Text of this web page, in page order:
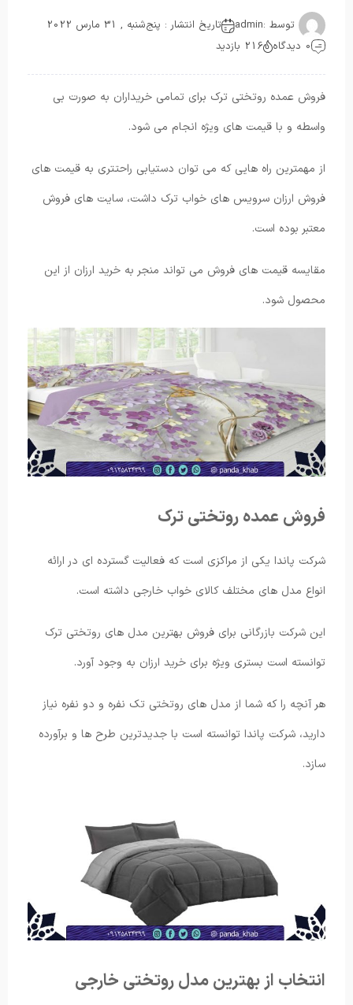
توسط :admin
تاریخ انتشار : پنج‌شنبه , 31 مارس 2022
0 دیدگاه
216 بازدید
فروش عمده روتختی ترک برای تمامی خریداران به صورت بی
واسطه و با قیمت های ویژه انجام می شود.
از مهمترین راه هایی که می توان دستیابی راحتتری به قیمت های
فروش ارزان سرویس های خواب ترک داشت، سایت های فروش
معتبر بوده است.
مقایسه قیمت های فروش می تواند منجر به خرید ارزان از این
محصول شود.
فروش عمده روتختی ترک
شرکت پاندا یکی از مراکزی است که فعالیت گسترده ای در ارائه
انواع مدل های مختلف کالای خواب خارجی داشته است.
این شرکت بازرگانی برای فروش بهترین مدل های روتختی ترک
توانسته است بستری ویژه برای خرید ارزان به وجود آورد.
هر آنچه را که شما از مدل های روتختی تک نفره و دو نفره نیاز
دارید، شرکت پاندا توانسته است با جدیدترین طرح ها و برآورده
سازد.
انتخاب از بهترین مدل روتختی خارجی